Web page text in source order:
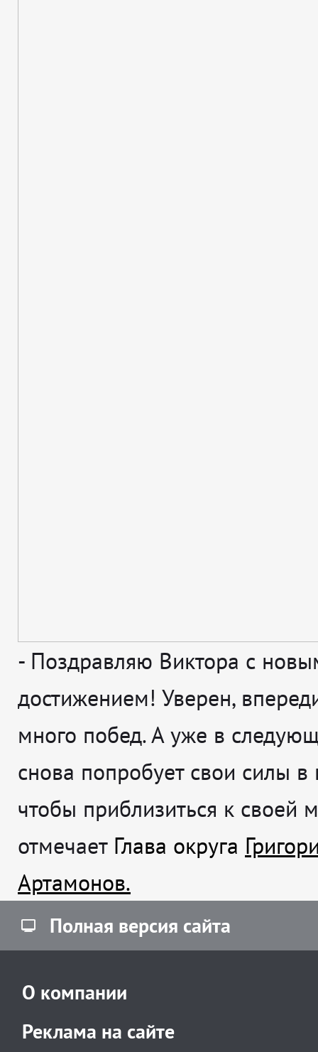
- Поздравляю Виктора с
достижением! Уверен,
много побед. А уже в
снова попробует свои силы в
чтобы приблизиться к своей
отмечает Глава округа
Артамонов.
Полная версия сайта
О компании
Реклама на сайте